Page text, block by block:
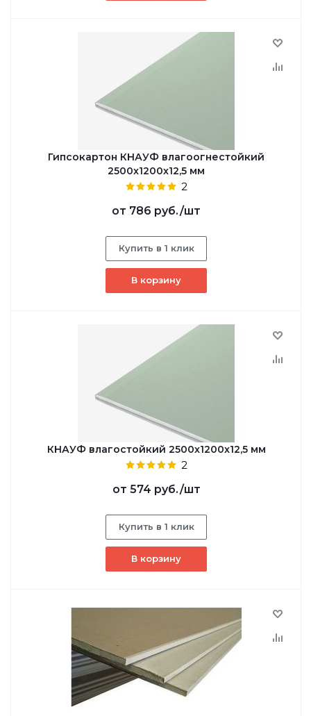
Гипсокартон КНАУФ влагоогнестойкий
2500x1200x12,5 мм
2
от 786 руб./шт
Купить в 1 клик
В корзину
КНАУФ влагостойкий 2500x1200x12,5 мм
2
от 574 руб./шт
Купить в 1 клик
В корзину